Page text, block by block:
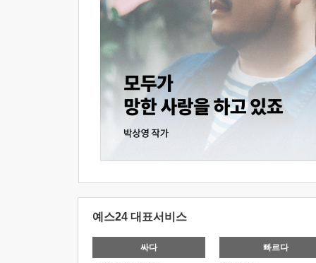
예스24 대표서비스
싸다 빠르다